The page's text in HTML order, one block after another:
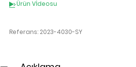
Ürün Vİdeosu
Referans: 2023-4030-SY